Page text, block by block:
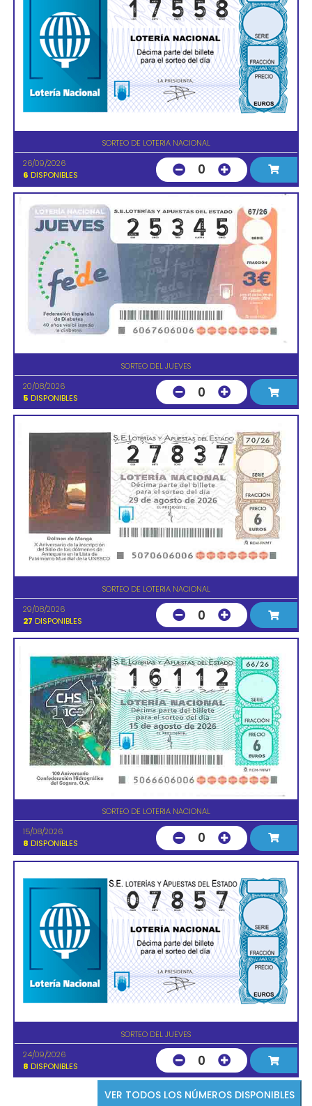
SORTEO DE LOTERIA NACIONAL
26/09/2026
6 DISPONIBLES 0
SORTEO DEL JUEVES
20/08/2026
5 DISPONIBLES 0
SORTEO DE LOTERIA NACIONAL
29/08/2026
27 DISPONIBLES 0
SORTEO DE LOTERIA NACIONAL
15/08/2026
8 DISPONIBLES 0
SORTEO DEL JUEVES
24/09/2026
8 DISPONIBLES 0
VER TODOS LOS NÚMEROS DISPONIBLES